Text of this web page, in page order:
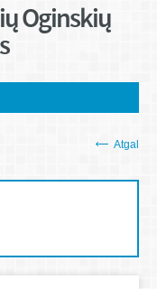
Oginskių
Atgal